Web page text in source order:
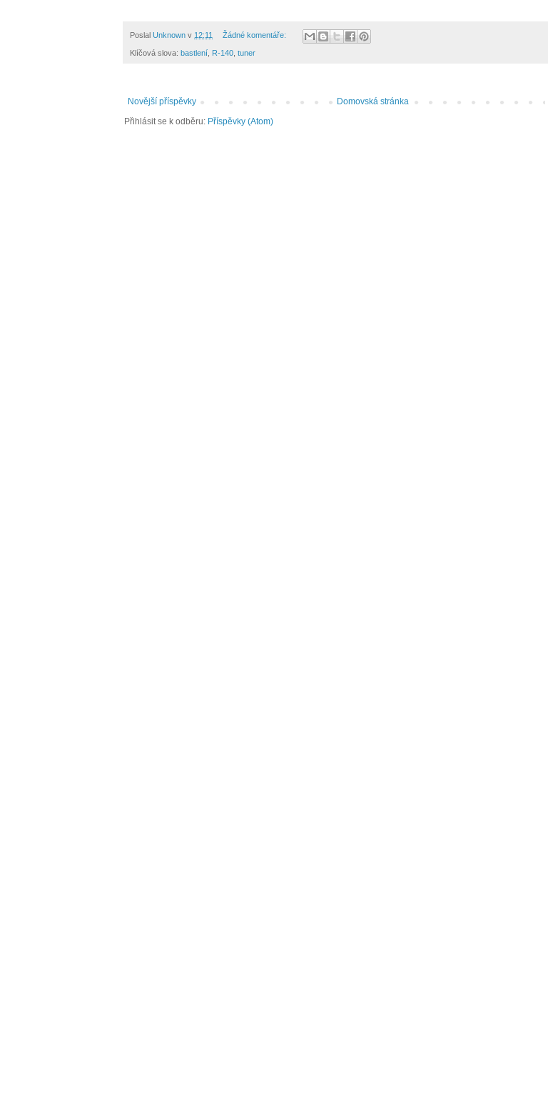
Poslal Unknown v 12:11 Žádné komentáře:
Klíčová slova: bastlení R-140 tuner
Novější příspěvky
Domovská stránka
Přihlásit se k odběru: Příspěvky (Atom)